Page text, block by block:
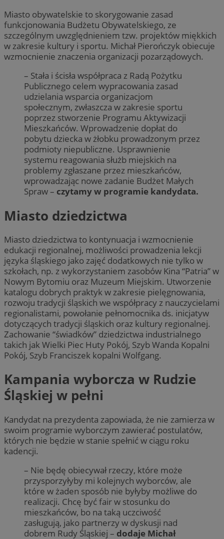
Miasto obywatelskie to skorygowanie zasad
funkcjonowania Budżetu Obywatelskiego, ze
szczególnym uwzględnieniem tzw. projektów miękkich
w zakresie kultury i sportu. Michał Pierończyk obiecuje
wzmocnienie znaczenia organizacji pozarządowych.
– Stała i ścisła współpraca z Radą Pożytku
Publicznego celem wypracowania zasad
udzielania wsparcia organizacjom
społecznym, zwłaszcza w zakresie sportu
poprzez stworzenie Programu Aktywizacji
Mieszkańców. Wprowadzenie dopłat do
pobytu dziecka w żłobku prowadzonym przez
podmioty niepubliczne. Usprawnienie
systemu reagowania służb miejskich na
problemy zgłaszane przez mieszkańców,
wprowadzając nowe zadanie Budżet Małych
Spraw – czytamy w programie kandydata.
Miasto dziedzictwa
Miasto dziedzictwa to kontynuacja i wzmocnienie
edukacji regionalnej, możliwości prowadzenia lekcji
języka śląskiego jako zajęć dodatkowych nie tylko w
szkołach, np. z wykorzystaniem zasobów Kina “Patria” w
Nowym Bytomiu oraz Muzeum Miejskim. Utworzenie
katalogu dobrych praktyk w zakresie pielęgnowania,
rozwoju tradycji śląskich we współpracy z nauczycielami
regionalistami, powołanie pełnomocnika ds. inicjatyw
dotyczących tradycji śląskich oraz kultury regionalnej.
Zachowanie “świadków” dziedzictwa industrialnego
takich jak Wielki Piec Huty Pokój, Szyb Wanda Kopalni
Pokój, Szyb Franciszek kopalni Wolfgang.
Kampania wyborcza w Rudzie
Śląskiej w pełni
Kandydat na prezydenta zapowiada, że nie zamierza w
swoim programie wyborczym zawierać postulatów,
których nie będzie w stanie spełnić w ciągu roku
kadencji.
– Nie będę obiecywał rzeczy, które może
przysporzyłyby mi kolejnych wyborców, ale
które w żaden sposób nie byłyby możliwe do
realizacji. Chcę być fair w stosunku do
mieszkańców, bo na taką uczciwość
zasługują, jako partnerzy w dyskusji nad
dobrem Rudy Śląskiej – dodaje Michał